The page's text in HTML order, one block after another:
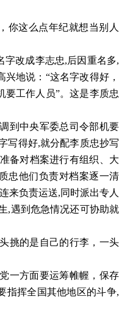
你这么点年纪就想当别人
字改成李志忠,后因重名多,
地说：“这名字改得好，
要工作人员”。这是李质忠
到中央军委总司令部机要
写得好,就分配李质忠抄写
备对档案进行有组织、大
忠他们负责对档案逐一清
来负责运送,同时派出专人
,遇到危急情况还可协助就
挑的是自己的行李，一头
一方面要运筹帷幄，保存
指挥全国其他地区的斗争,